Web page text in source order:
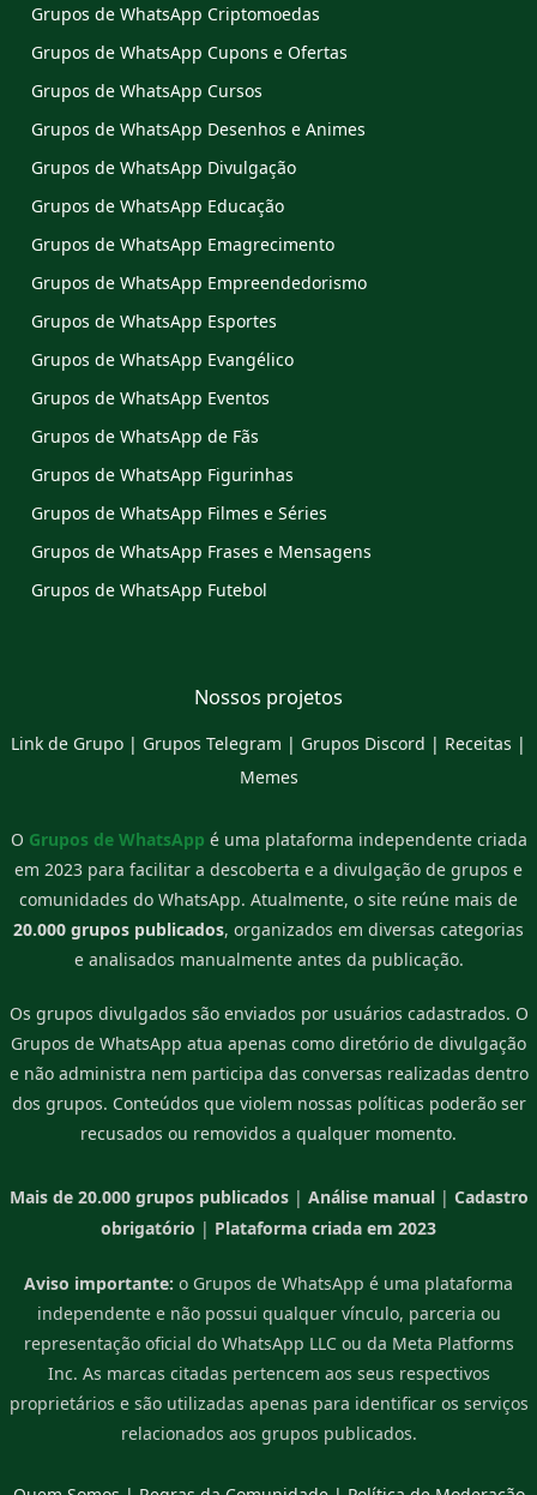
Grupos de WhatsApp Criptomoedas
Grupos de WhatsApp Cupons e Ofertas
Grupos de WhatsApp Cursos
Grupos de WhatsApp Desenhos e Animes
Grupos de WhatsApp Divulgação
Grupos de WhatsApp Educação
Grupos de WhatsApp Emagrecimento
Grupos de WhatsApp Empreendedorismo
Grupos de WhatsApp Esportes
Grupos de WhatsApp Evangélico
Grupos de WhatsApp Eventos
Grupos de WhatsApp de Fãs
Grupos de WhatsApp Figurinhas
Grupos de WhatsApp Filmes e Séries
Grupos de WhatsApp Frases e Mensagens
Grupos de WhatsApp Futebol
Nossos projetos
Link de Grupo | Grupos Telegram | Grupos Discord | Receitas |
Memes
O Grupos de WhatsApp é uma plataforma independente criada
em 2023 para facilitar a descoberta e a divulgação de grupos e
comunidades do WhatsApp. Atualmente, o site reúne mais de
20.000 grupos publicados, organizados em diversas categorias
e analisados manualmente antes da publicação.
Os grupos divulgados são enviados por usuários cadastrados. O
Grupos de WhatsApp atua apenas como diretório de divulgação
e não administra nem participa das conversas realizadas dentro
dos grupos. Conteúdos que violem nossas políticas poderão ser
recusados ou removidos a qualquer momento.
Mais de 20.000 grupos publicados| Análise manual| Cadastro
obrigatório | Plataforma criada em 2023
Aviso importante: o Grupos de WhatsApp é uma plataforma
independente e não possui qualquer vínculo, parceria ou
representação oficial do WhatsApp LLC ou da Meta Platforms
Inc. As marcas citadas pertencem aos seus respectivos
proprietários e são utilizadas apenas para identificar os serviços
relacionados aos grupos publicados.